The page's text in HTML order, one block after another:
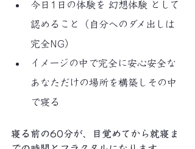
今日1日の体験を 幻想体験 として
認めること（自分へのダメ出しは
完全NG）
イメージの中で完全に安心安全な
あなただけの場所を構築しその中
で寝る
寝る前の60分が、目覚めてから就寝ま